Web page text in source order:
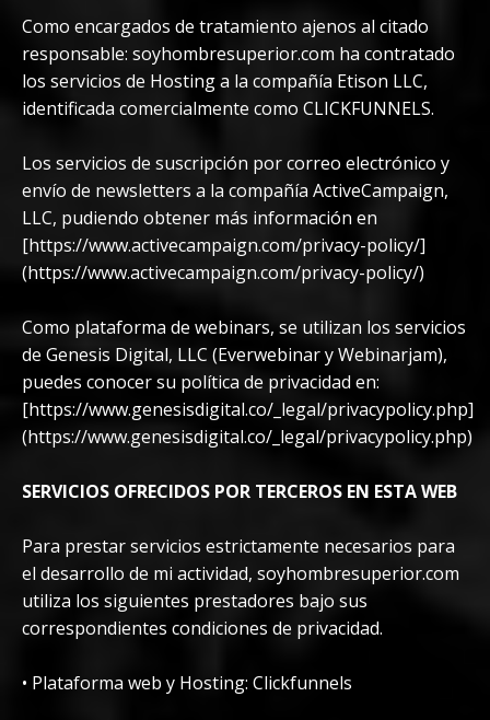
Como encargados de tratamiento ajenos al citado
responsable: soyhombresuperior.com ha contratado
los servicios de Hosting a la compañía Etison LLC,
identificada comercialmente como CLICKFUNNELS.
Los servicios de suscripción por correo electrónico y
envío de newsletters a la compañía ActiveCampaign,
LLC, pudiendo obtener más información en
[https://www.activecampaign.com/privacy-policy/]
(https://www.activecampaign.com/privacy-policy/)
Como plataforma de webinars, se utilizan los servicios
de Genesis Digital, LLC (Everwebinar y Webinarjam),
puedes conocer su política de privacidad en:
[https://www.genesisdigital.co/_legal/privacypolicy.php]
(https://www.genesisdigital.co/_legal/privacypolicy.php)
SERVICIOS OFRECIDOS POR TERCEROS EN ESTA WEB
Para prestar servicios estrictamente necesarios para
el desarrollo de mi actividad, soyhombresuperior.com
utiliza los siguientes prestadores bajo sus
correspondientes condiciones de privacidad.
• Plataforma web y Hosting: Clickfunnels